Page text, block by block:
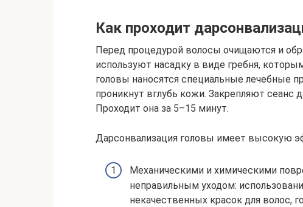
Как проходит
Перед процедурой волосы очищаются и
используют насадку в виде гребня,
головы наносятся специальные лечебные
проникнут вглубь кожи. Закрепляют сеанс
Проходит она за 5–15 минут.
Дарсонвализация головы имеет высокую
Механическими и химическими
неправильным уходом:
некачественных красок для волос,